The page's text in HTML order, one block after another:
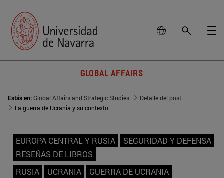
GLOBAL AFFAIRS
Estás en:Global Affairs and Strategic Studies
Detalle del post
La guerra de Ucrania y su contexto
EUROPA CENTRAL Y RUSIA
SEGURIDAD Y DEFENSA
RESEÑAS DE LIBROS
RUSIA
UCRANIA GUERRA DE UCRANIA